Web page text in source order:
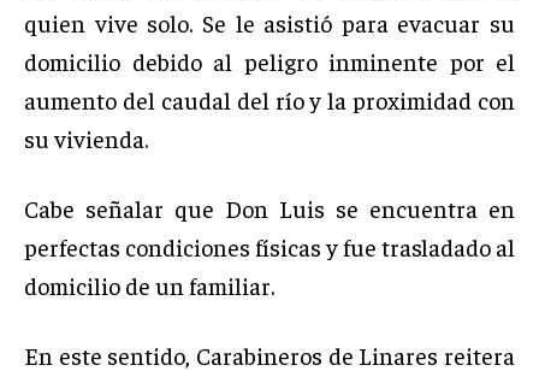
quien vive solo. Se le asistió para evacuar su
domicilio debido al peligro inminente por el
aumento del caudal del río y la proximidad con
su vivienda.
Cabe señalar que Don Luis se encuentra en
perfectas condiciones físicas y fue trasladado al
domicilio de un familiar.
En este sentido, Carabineros de Linares reitera